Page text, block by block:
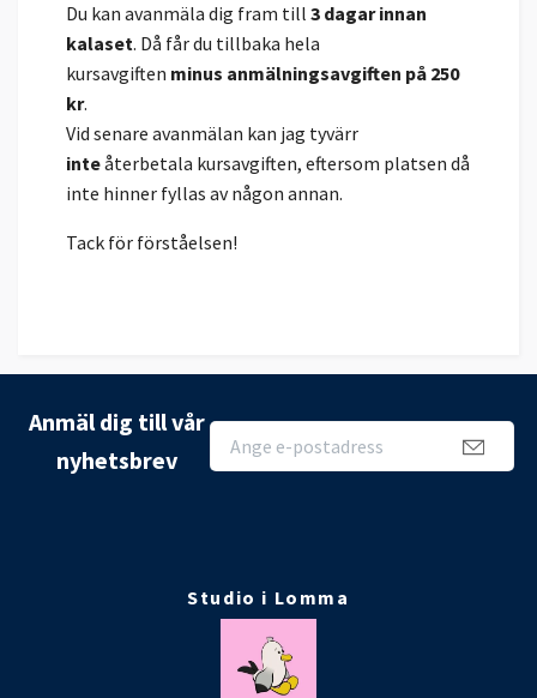
Du kan avanmäla dig fram till 3 dagar innan
kalaset. Då får du tillbaka hela
kursavgiften minus anmälningsavgiften på 250
kr.
Vid senare avanmälan kan jag tyvärr
inteåterbetala kursavgiften, eftersom platsen då
inte hinner fyllas av någon annan.
Tack för förståelsen!
Anmäl dig till vår
nyhetsbrev
Studio i Lomma